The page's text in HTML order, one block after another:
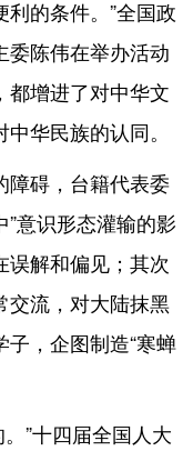
的条件。”全国政
委陈伟在举办活动
都增进了对中华文
华民族的认同。
碍，台籍代表委
”意识形态灌输的影
误解和偏见；其次
交流，对大陆抹黑
子，企图制造“寒蝉
”十四届全国人大